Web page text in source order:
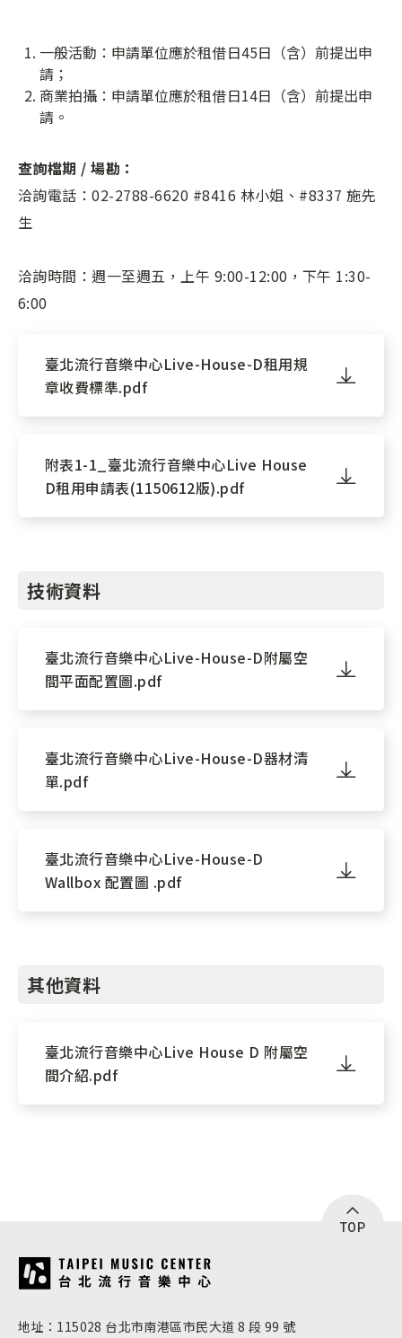
一般活動：申請單位應於租借日45日（含）前提出申
請；
商業拍攝：申請單位應於租借日14日（含）前提出申
請。
查詢檔期 / 場勘：
洽詢電話：02-2788-6620 #8416 林小姐、#8337 施先
生
洽詢時間：週一至週五，上午 9:00-12:00，下午 1:30-
6:00
臺北流行音樂中心Live-House-D租用規
章收費標準.pdf
附表1-1_臺北流行音樂中心Live House
D租用申請表(1150612版).pdf
技術資料
臺北流行音樂中心Live-House-D附屬空
間平面配置圖.pdf
臺北流行音樂中心Live-House-D器材清
單.pdf
臺北流行音樂中心Live-House-D
Wallbox 配置圖 .pdf
其他資料
臺北流行音樂中心Live House D 附屬空
間介紹.pdf
TOP
:::
地址：115028 台北市南港區市民大道 8 段 99 號